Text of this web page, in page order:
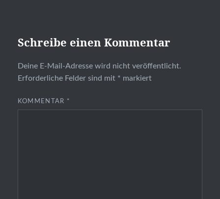
Schreibe einen Kommentar
Deine E-Mail-Adresse wird nicht veröffentlicht.
Erforderliche Felder sind mit * markiert
KOMMENTAR *